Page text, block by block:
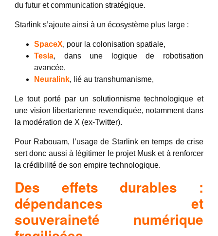
du futur et communication stratégique.
Starlink s’ajoute ainsi à un écosystème plus large :
SpaceX, pour la colonisation spatiale,
Tesla, dans une logique de robotisation
avancée,
Neuralink, lié au transhumanisme,
Le tout porté par un solutionnisme technologique et
une vision libertarienne revendiquée, notamment dans
la modération de X (ex-Twitter).
Pour Rabouam, l’usage de Starlink en temps de crise
sert donc aussi à légitimer le projet Musk et à renforcer
la crédibilité de son empire technologique.
Des effets durables :
dépendances et
souveraineté numérique